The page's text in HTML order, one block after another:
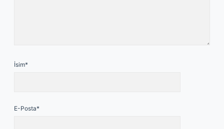
İsim*
E-Posta*